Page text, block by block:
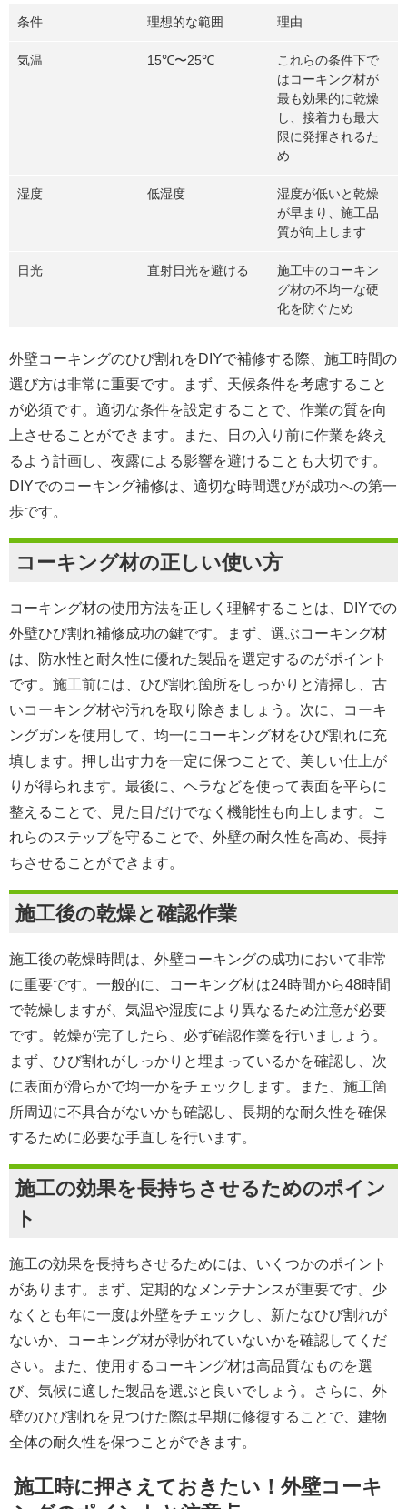
条件 理想的な範囲 理由
気温 15℃〜25℃
これらの条件下で
はコーキング材が
最も効果的に乾燥
し、接着力も最大
限に発揮されるた
め
湿度 低湿度
湿度が低いと乾燥
が早まり、施工品
質が向上します
日光 直射日光を避ける
施工中のコーキン
グ材の不均一な硬
化を防ぐため
外壁コーキングのひび割れをDIYで補修する際、施工時間の
選び方は非常に重要です。まず、天候条件を考慮すること
が必須です。適切な条件を設定することで、作業の質を向
上させることができます。また、日の入り前に作業を終え
るよう計画し、夜露による影響を避けることも大切です。
DIYでのコーキング補修は、適切な時間選びが成功への第一
歩です。
コーキング材の正しい使い方
コーキング材の使用方法を正しく理解することは、DIYでの
外壁ひび割れ補修成功の鍵です。まず、選ぶコーキング材
は、防水性と耐久性に優れた製品を選定するのがポイント
です。施工前には、ひび割れ箇所をしっかりと清掃し、古
いコーキング材や汚れを取り除きましょう。次に、コーキ
ングガンを使用して、均一にコーキング材をひび割れに充
填します。押し出す力を一定に保つことで、美しい仕上が
りが得られます。最後に、ヘラなどを使って表面を平らに
整えることで、見た目だけでなく機能性も向上します。こ
れらのステップを守ることで、外壁の耐久性を高め、長持
ちさせることができます。
施工後の乾燥と確認作業
施工後の乾燥時間は、外壁コーキングの成功において非常
に重要です。一般的に、コーキング材は24時間から48時間
で乾燥しますが、気温や湿度により異なるため注意が必要
です。乾燥が完了したら、必ず確認作業を行いましょう。
まず、ひび割れがしっかりと埋まっているかを確認し、次
に表面が滑らかで均一かをチェックします。また、施工箇
所周辺に不具合がないかも確認し、長期的な耐久性を確保
するために必要な手直しを行います。
施工の効果を長持ちさせるためのポイン
ト
施工の効果を長持ちさせるためには、いくつかのポイント
があります。まず、定期的なメンテナンスが重要です。少
なくとも年に一度は外壁をチェックし、新たなひび割れが
ないか、コーキング材が剥がれていないかを確認してくだ
さい。また、使用するコーキング材は高品質なものを選
び、気候に適した製品を選ぶと良いでしょう。さらに、外
壁のひび割れを見つけた際は早期に修復することで、建物
全体の耐久性を保つことができます。
施工時に押さえておきたい！外壁コーキ